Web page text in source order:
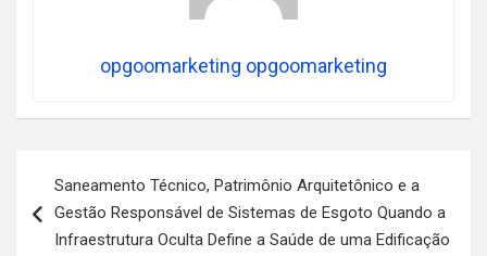
opgoomarketing opgoomarketing
de
Post
Saneamento Técnico, Patrimônio Arquitetônico e a
Gestão Responsável de Sistemas de Esgoto Quando a
Infraestrutura Oculta Define a Saúde de uma Edificação